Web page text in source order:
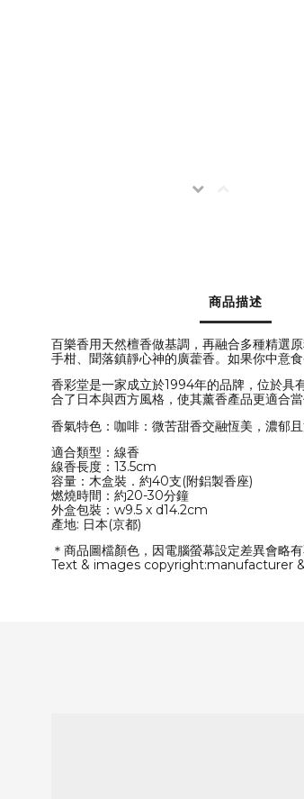
商品描述
百樂香用天然檀香做基調，再融合多種精選
手柑、聞落鎮靜心神的廣藿香。如果你中意
香彩堂是一家成立於1994年的品牌，位於具
合了日本與西方風格，使其薰香產品更適合當
香氣特色：咖啡：微苦甜香交融恆美，濃郁
適合類型：線香
線香長度：13.5cm
容量：木盒裝．約40支(附鋁製香座)
燃燒時間：約20-30分鐘
外盒包裝：w9.5 x d14.2cm
產地: 日本(京都)
＊商品圖檔顏色，因電腦螢幕設定差異會略
Text & images copyright:manufacturer